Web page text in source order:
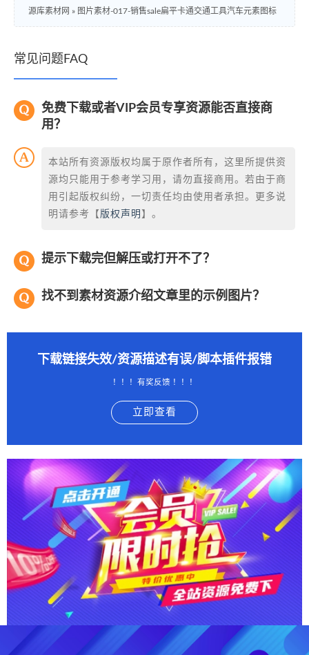
源库素材网 » 图片素材-017-销售sale扁平卡通交通工具汽车元素图标
常见问题FAQ
免费下载或者VIP会员专享资源能否直接商
用？
本站所有资源版权均属于原作者所有，这里所提供资
源均只能用于参考学习用，请勿直接商用。若由于商
用引起版权纠纷，一切责任均由使用者承担。更多说
明请参考【 版权声明 】。
提示下载完但解压或打开不了？
找不到素材资源介绍文章里的示例图片？
下载链接失效/资源描述有误/脚本插件报错
！！！有奖反馈 ！！！
立即查看